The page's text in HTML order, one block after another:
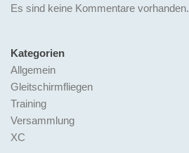
Es sind keine Kommentare vorhanden.
Kategorien
Allgemein
Gleitschirmfliegen
Training
Versammlung
XC